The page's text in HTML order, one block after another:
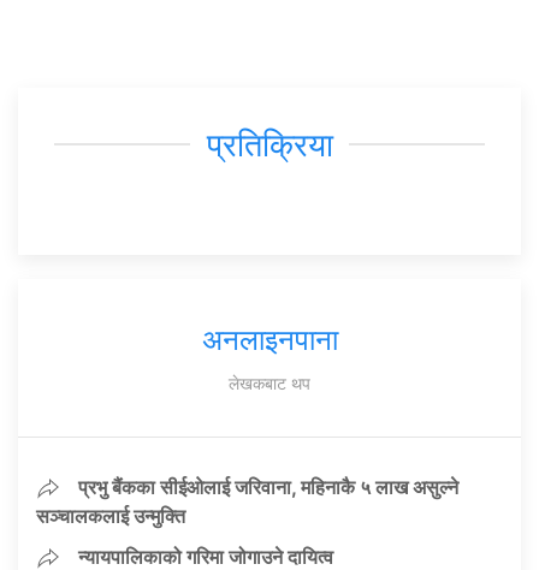
प्रतिक्रिया
अनलाइनपाना
लेखकबाट थप
प्रभु बैंकका सीईओलाई जरिवाना, महिनाकै ५ लाख असुल्ने
सञ्चालकलाई उन्मुक्ति
न्यायपालिकाको गरिमा जोगाउने दायित्व